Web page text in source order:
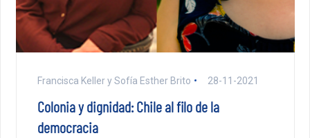
Francisca Keller y Sofía Esther Brito 28-11-2021
Colonia y dignidad: Chile al filo de la
democracia